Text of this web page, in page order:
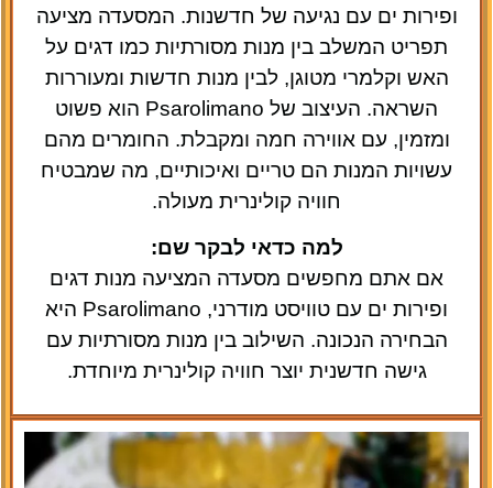
ופירות ים עם נגיעה של חדשנות. המסעדה מציעה
תפריט המשלב בין מנות מסורתיות כמו דגים על
האש וקלמרי מטוגן, לבין מנות חדשות ומעוררות
השראה. העיצוב של Psarolimano הוא פשוט
ומזמין, עם אווירה חמה ומקבלת. החומרים מהם
עשויות המנות הם טריים ואיכותיים, מה שמבטיח
חוויה קולינרית מעולה.
למה כדאי לבקר שם:
אם אתם מחפשים מסעדה המציעה מנות דגים
ופירות ים עם טוויסט מודרני, Psarolimano היא
הבחירה הנכונה. השילוב בין מנות מסורתיות עם
גישה חדשנית יוצר חוויה קולינרית מיוחדת.